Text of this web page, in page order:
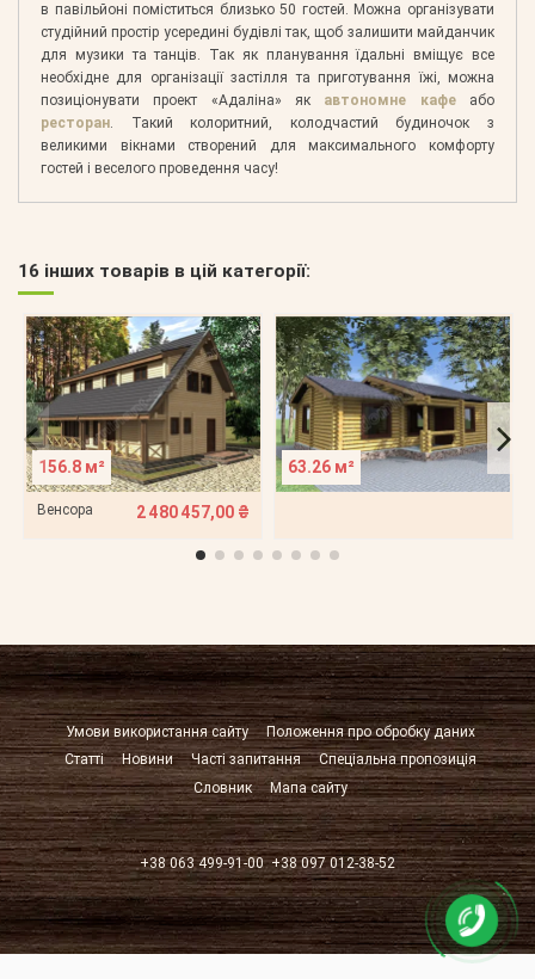
в павільйоні поміститься близько 50 гостей. Можна організувати
студійний простір усередині будівлі так, щоб залишити майданчик
для музики та танців. Так як планування їдальні вміщує все
необхідне для організації застілля та приготування їжі, можна
позиціонувати проект «Адаліна» як автономне кафеабо
ресторан. Такий колоритний, колодчастий будиночок з
великими вікнами створений для максимального комфорту
гостей і веселого проведення часу!
16 інших товарів в цій категорії:
156.8 м²
Венсора 2 480 457,00 ₴
63.26 м²
Умови використання сайту
Положення про обробку даних
Статті
Новини Часті запитання
Спеціальна пропозиція
Словник
Мапа сайту
+38 063 499-91-00 +38 097 012-38-52